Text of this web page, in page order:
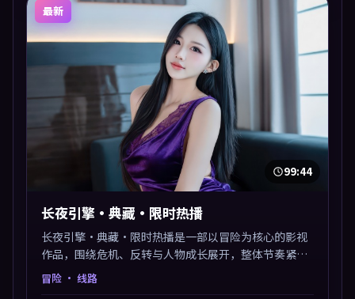
最新
99:44
长夜引擎·典藏·限时热播
长夜引擎·典藏·限时热播是一部以冒险为核心的影视
作品，围绕危机、反转与人物成长展开，整体节奏紧
凑，值得推荐观看。
冒险 · 线路